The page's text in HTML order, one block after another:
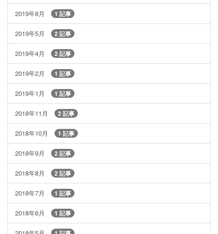
2019年8月 1 記事
2019年5月 2 記事
2019年4月 2 記事
2019年2月 1 記事
2019年1月 1 記事
2018年11月 2 記事
2018年10月 1 記事
2018年9月 2 記事
2018年8月 2 記事
2018年7月 1 記事
2018年6月 1 記事